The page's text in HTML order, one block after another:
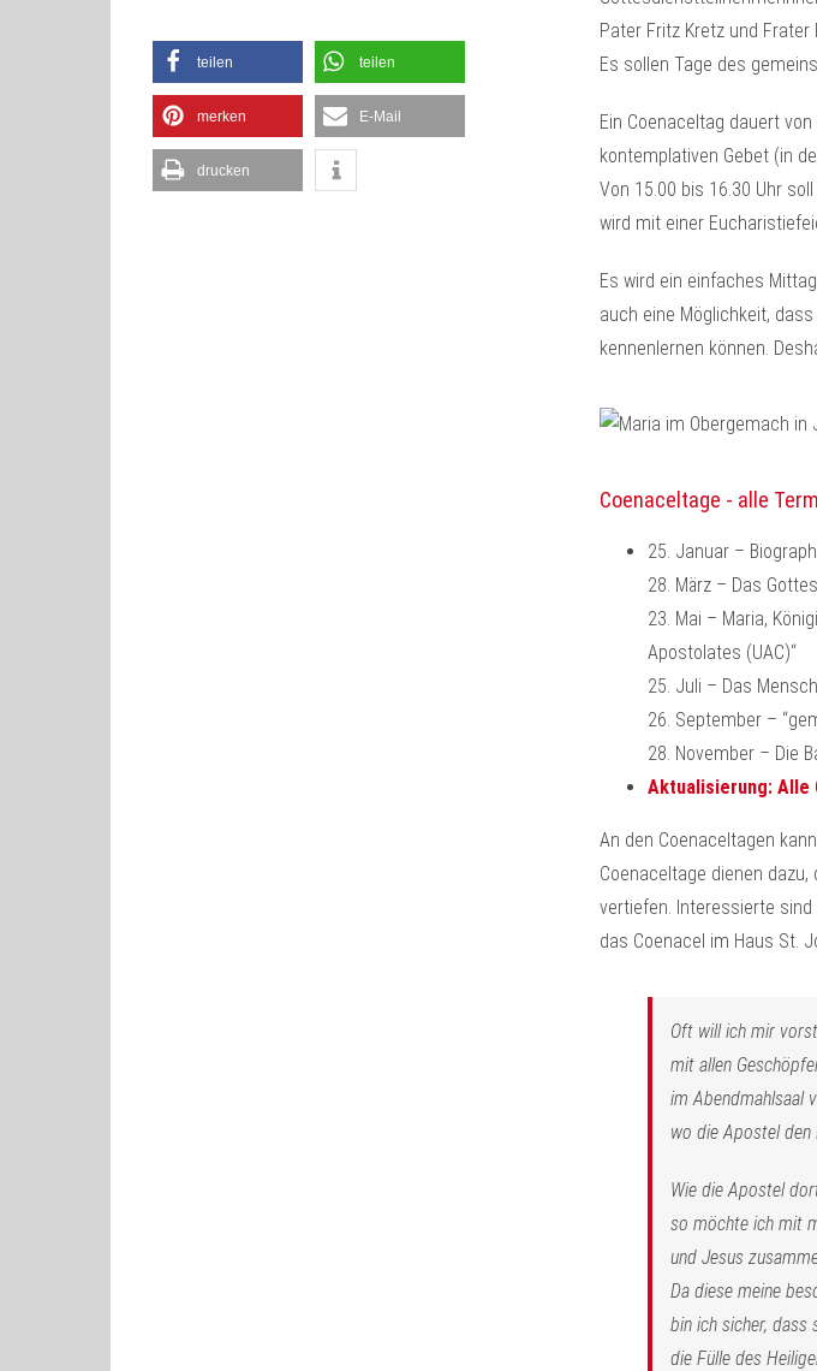
teilen teilen
merken E-Mail
drucken
Pater Fritz Kretz und
Es sollen Tage des
Ein Coenaceltag dauert
kontemplativen Gebet (in
Von 15.00 bis 16.30 Uhr
wird mit einer
Es wird ein einfaches
auch eine Möglichkeit,
kennenlernen können.
Coenaceltage - alle
25. Januar –
28. März – Das
23. Mai – Maria,
Apostolates (UAC)“
25. Juli – Das
26. September –
28. November – Die
Aktualisierung: Alle
An den Coenaceltagen
Coenaceltage dienen
vertiefen. Interessierte sind
das Coenacel im Haus St.
Oft will ich mir
mit allen
im Abendmahlsaal
wo die Apostel den
Wie die Apostel
so möchte ich mit
und Jesus
Da diese meine
bin ich sicher, dass
die Fülle des